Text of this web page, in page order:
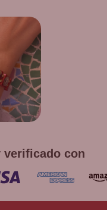
verificado con